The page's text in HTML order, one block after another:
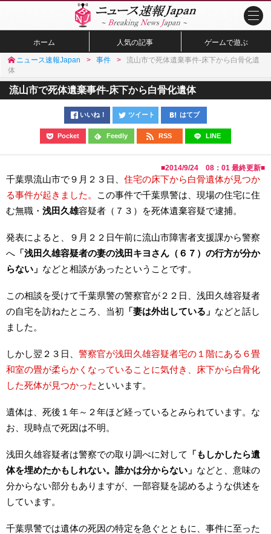
ホーム 人気の記事 ゲームで遊ぶ
ニュース速報Japan 事件
流山市で死体遺棄事件-床下から白骨化遺
体
流山市で死体遺棄事件-床下から白骨化遺体
いいね！ ツイート はてブ
Pocket Feedly RSS LINE
■2014/9/24 08：01 最終更新■
千葉県流山市で９月２３日、 住宅の床下から白骨遺体が見つか
る事件が起きました。
この事件で千葉県警は、現場の住宅に住
む無職・ 浅田久雄容疑者（７３）を死体遺棄容疑で逮捕。
発表によると、９月２２日午前に流山市障害者支援課から警察
へ 「浅田久雄容疑者の妻の浅田キヨ さん（６７）の行方が分か
らない」 などと相談があったということです。
この相談を受けて千葉県警の警察官が２２日、浅田久雄容疑者
の自宅を訪ねたところ、当初 「妻は外出している」 などと話し
ました。
しかし翌２３日、 警察官が浅田久雄容疑者宅の１階にある６畳
和室の畳が柔らかくなっていることに気付き、床下から白骨化
した死体が見つかった といいます。
遺体は、死後１年～２年ほど経っているとみられています。な
お、現時点で死因は不明。
浅田久雄容疑者は警察での取り調べに対して
「もしかしたら遺
体を埋めたかもしれない。誰かは分からない」 などと、意味の
分からない部分もありますが、一部容疑を認めるような供述を
しています。
千葉県警では遺体の死因の特定を急ぐとともに、事件に至った